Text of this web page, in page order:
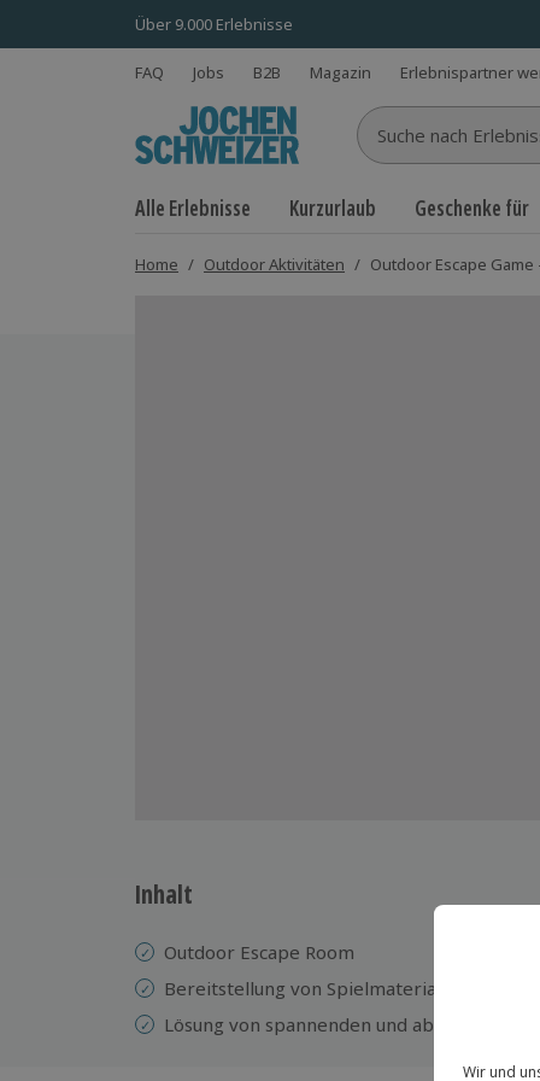
Über 9.000 Erlebnisse
FAQ Jobs B2B Magazin Erlebnispartner
Suche nach
Alle Erlebnisse Kurzurlaub Geschenke für
Home / Outdoor Aktivitäten / Outdoor Escape
Inhalt
Outdoor Escape Room
Bereitstellung von Spielmaterial
Lösung von spannenden und